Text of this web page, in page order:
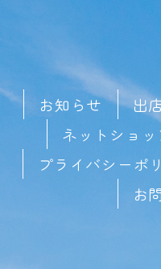
お知らせ 出
ネットショッ
プライバシーポ
お